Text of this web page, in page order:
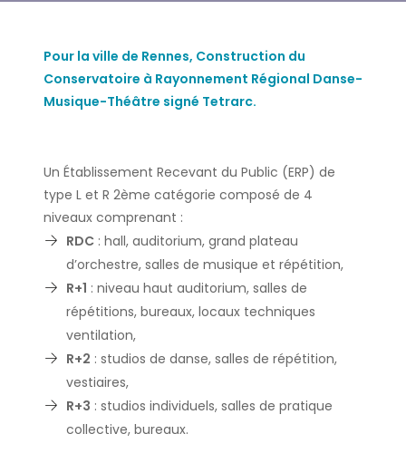
Pour la ville de Rennes, Construction du
Conservatoire à Rayonnement Régional Danse-
Musique-Théâtre signé Tetrarc.
Un Établissement Recevant du Public (ERP) de
type L et R 2ème catégorie composé de 4
niveaux comprenant :
RDC : hall, auditorium, grand plateau
d’orchestre, salles de musique et répétition,
R+1 : niveau haut auditorium, salles de
répétitions, bureaux, locaux techniques
ventilation,
R+2 : studios de danse, salles de répétition,
vestiaires,
R+3 : studios individuels, salles de pratique
collective, bureaux.